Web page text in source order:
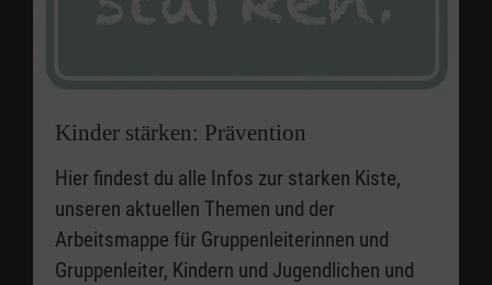
Kinder stärken: Prävention
Hier findest du alle Infos zur starken Kiste,
unseren aktuellen Themen und der
Arbeitsmappe für Gruppenleiterinnen und
Gruppenleiter, Kindern und Jugendlichen und